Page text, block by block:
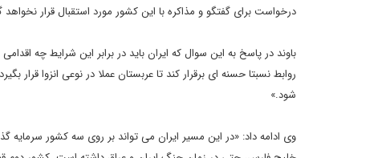
درخواست برای گفتگو و مذاکره با این کشور مورد استقبال قرار
باوند در پاسخ به این سوال که ایران باید در برابر این شرایط چه
روابط نسبتا حسنه ای برقرار کند تا عربستان عملا در نوعی انزوا
شود.»
وی ادامه داد: «در این مسیر ایران می تواند بر روی سه کشور